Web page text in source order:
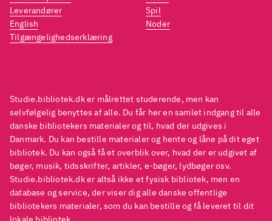
Studie.bibliotek.dk er målrettet studerende, men kan
selvfølgelig benyttes af alle. Du får her en samlet indgang til alle
danske bibliotekers materialer og til, hvad der udgives i
Danmark. Du kan bestille materialer og hente og låne på dit eget
bibliotek. Du kan også få et overblik over, hvad der er udgivet af
bøger, musik, tidsskrifter, artikler, e-bøger, lydbøger osv.
Studie.bibliotek.dk er altså ikke et fysisk bibliotek, men en
database og service, der viser dig alle danske offentlige
bibliotekers materialer, som du kan bestille og få leveret til dit
Leverandører
English
Tilgængelighedserklæring
Spil
Noder